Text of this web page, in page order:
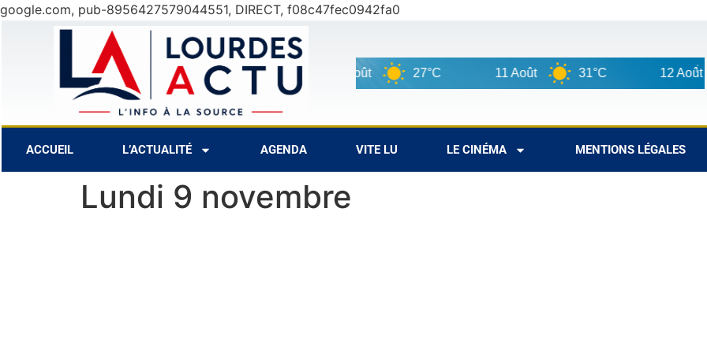
google.com, pub-8956427579044551, DIRECT, f08c47fec0942fa0
9 Août 31°C 10 Août 27°C 11 Août 31°C 12 Août
ACCUEIL L’ACTUALITÉ AGENDA VITE LU LE CINÉMA MENTIONS LÉGALES
Lundi 9 novembre